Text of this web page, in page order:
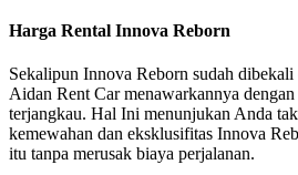
Harga Rental Innova Reborn
Sekalipun Innova Reborn sudah
Aidan Rent Car menawarkannya
terjangkau. Hal Ini menunjukan Anda
kemewahan dan eksklusifitas Innova
itu tanpa merusak biaya perjalanan.